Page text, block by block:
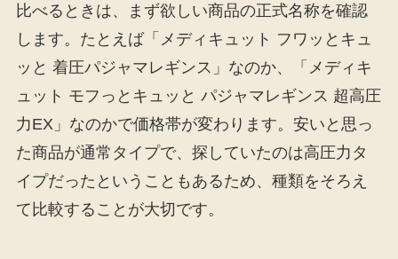
比べるときは、まず欲しい商品の正式名称を確認
します。たとえば「メディキュット フワッとキュ
ッと 着圧パジャマレギンス」なのか、「メディキ
ュット モフっとキュッと パジャマレギンス 超高圧
力EX」なのかで価格帯が変わります。安いと思っ
た商品が通常タイプで、探していたのは高圧力タ
イプだったということもあるため、種類をそろえ
て比較することが大切です。